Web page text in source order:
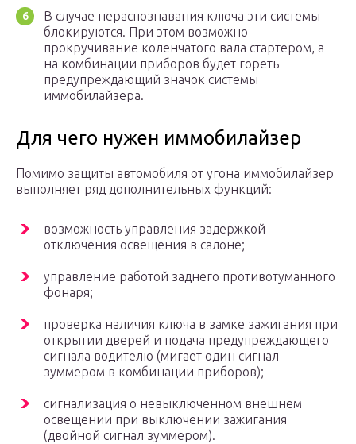
В случае нераспознавания ключа эти системы
блокируются. При этом возможно
прокручивание коленчатого вала стартером, а
на комбинации приборов будет гореть
предупреждающий значок системы
иммобилайзера.
Для чего нужен иммобилайзер
Помимо защиты автомобиля от угона иммобилайзер
выполняет ряд дополнительных функций:
возможность управления задержкой
отключения освещения в салоне;
управление работой заднего противотуманного
фонаря;
проверка наличия ключа в замке зажигания при
открытии дверей и подача предупреждающего
сигнала водителю (мигает один сигнал
зуммером в комбинации приборов);
сигнализация о невыключенном внешнем
освещении при выключении зажигания
(двойной сигнал зуммером).